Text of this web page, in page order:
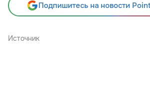
Подпишитесь на новости
Источник